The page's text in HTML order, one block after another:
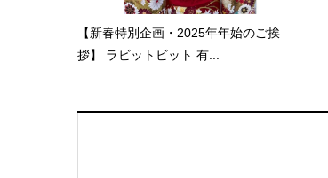
【新春特別企画・2025年年始のご挨
拶】 ラビットビット 有...